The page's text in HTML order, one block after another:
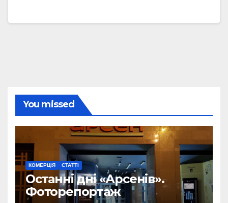
You missed
КОМЕРЦІЯ СТАТТІ
Останні дні «Арсенів».
Фоторепортаж